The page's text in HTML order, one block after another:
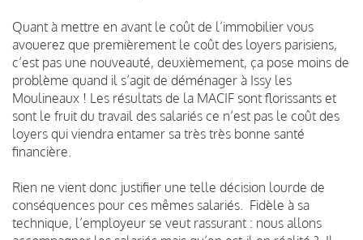
Quant à mettre en avant le coût de l’immobilier vous
avouerez que premièrement le coût des loyers parisiens,
c’est pas une nouveauté, deuxièmement, ça pose moins de
problème quand il s’agit de déménager à Issy les
Moulineaux ! Les résultats de la MACIF sont florissants et
sont le fruit du travail des salariés ce n’est pas le coût des
loyers qui viendra entamer sa très très bonne santé
financière.
Rien ne vient donc justifier une telle décision lourde de
conséquences pour ces mêmes salariés. Fidèle à sa
technique, l’employeur se veut rassurant : nous allons